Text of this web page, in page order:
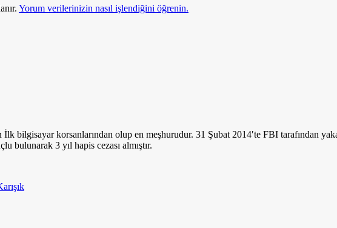
Yorum verilerinizin nasıl işlendiğini öğrenin.
bilgisayar korsanlarından olup en meşhurudur. 31 Şubat 2014′te FBI tarafından
bulunarak 3 yıl hapis cezası almıştır.